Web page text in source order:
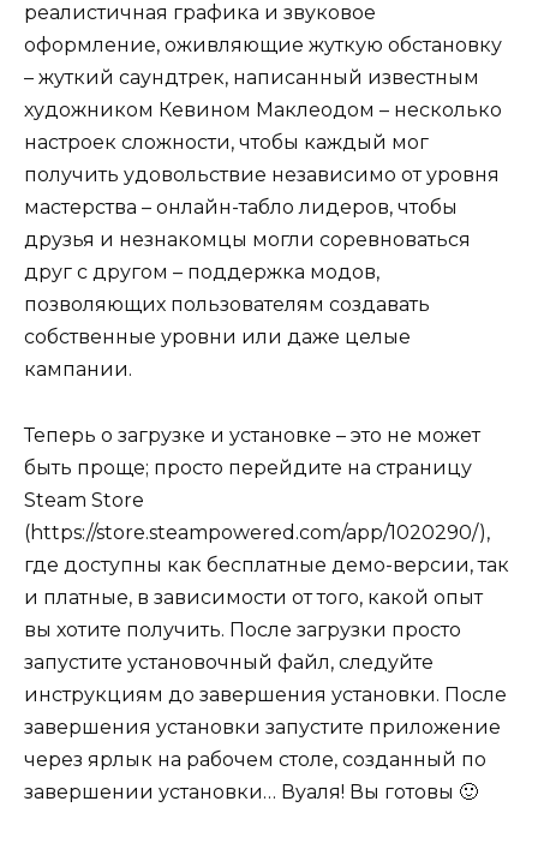
реалистичная графика и звуковое
оформление, оживляющие жуткую обстановку
– жуткий саундтрек, написанный известным
художником Кевином Маклеодом – несколько
настроек сложности, чтобы каждый мог
получить удовольствие независимо от уровня
мастерства – онлайн-табло лидеров, чтобы
друзья и незнакомцы могли соревноваться
друг с другом – поддержка модов,
позволяющих пользователям создавать
собственные уровни или даже целые
кампании.
Теперь о загрузке и установке – это не может
быть проще; просто перейдите на страницу
Steam Store
(https://store.steampowered.com/app/1020290/),
где доступны как бесплатные демо-версии, так
и платные, в зависимости от того, какой опыт
вы хотите получить. После загрузки просто
запустите установочный файл, следуйте
инструкциям до завершения установки. После
завершения установки запустите приложение
через ярлык на рабочем столе, созданный по
завершении установки… Вуаля! Вы готовы 🙂